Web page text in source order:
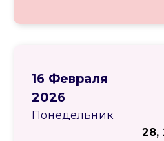
16 Февраля
2026
Понедельник
28,